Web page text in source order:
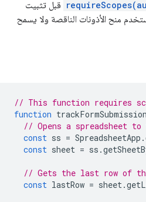
قبل تثبيت
منح الأذونات الناقصة ولا يسمح
// This function requires
function
// Opens a spreadsheet
const ss = SpreadsheetApp .
const sheet = ss .
// Gets the last row of
const lastRow = sheet.